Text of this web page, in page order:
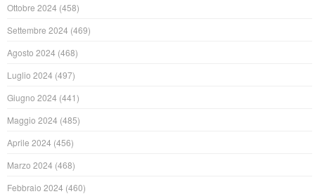
Ottobre 2024 (458)
Settembre 2024 (469)
Agosto 2024 (468)
Luglio 2024 (497)
Giugno 2024 (441)
Maggio 2024 (485)
Aprile 2024 (456)
Marzo 2024 (468)
Febbraio 2024 (460)